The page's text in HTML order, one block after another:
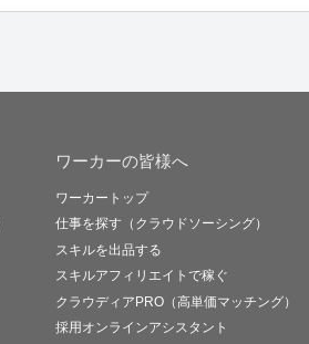
ワーカーの皆様へ
ワーカートップ
仕事を探す（クラウドソーシング）
スキルを出品する
スキルアフィリエイトで稼ぐ
クラウディアPRO（高単価マッチング）
採用オンラインアシスタント